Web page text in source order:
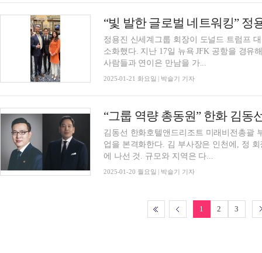
정용진 신세계그룹 회장이 도널드 트럼프
소화했다. 지난 17일 뉴욕 JFK 공항을 경유
사람들과 연이은 만남을 가...
2025-01-21 화요일 | 박슬기 기자
김동선 한화호텔앤드리조트 미래비전총괄
업을 본격화한다. 김 부사장은 인천에, 정
에 나선 것. 규모와 지역은 다...
2025-01-20 월요일 | 박슬기 기자
1 2 3